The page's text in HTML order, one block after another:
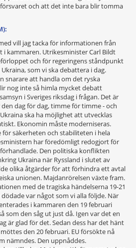
och att det inte bara blir tomma
vill jag tacka för informationen från
i kammaren. Utrikesminister Carl Bildt
och för regeringens ståndpunkt
som vi ska debattera i dag.
snarare att handla om det ryska
nog inte så himla mycket debatt
i Sveriges riksdag i frågan. Det är
dag för dag, timme för timme - och
ska ha möjlighet att utvecklas
Ekonomin måste moderniseras.
säkerheten och stabiliteten i hela
har föredömligt redogjort för
Den politiska konflikten
Ukraina när Ryssland i slutet av
olika åtgärder för att förhindra ett avtal
unionen. Majdanrörelsen växte fram.
med de tragiska händelserna 19-21
var något som vi alla följde. När
i kammaren den 19 februari
som den såg ut just då. Igen var det en
är glad för det. Sedan dess har det hänt
den 20 februari. EU försökte nå
nämndes. Den uppnåddes.